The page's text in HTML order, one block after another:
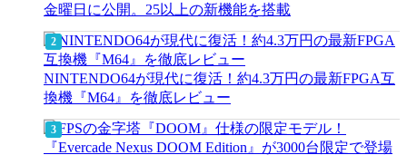
金曜日に公開。25以上の新機能を搭載
NINTENDO64が現代に復活！約4.3万円の最新FPGA互
換機『M64』を徹底レビュー